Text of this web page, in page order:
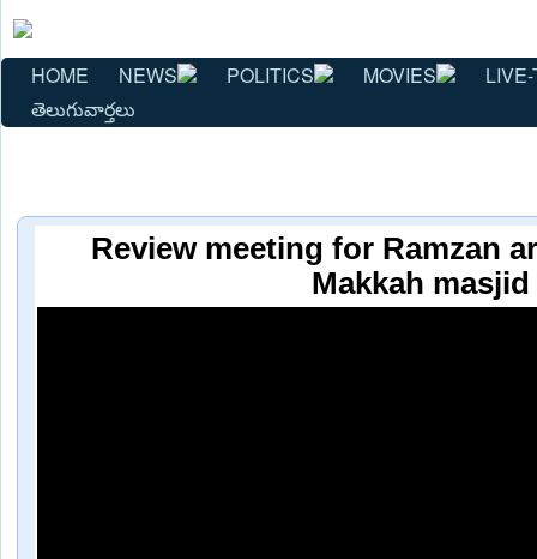
HOME NEWS POLITICS MOVIES
తెలుగువార్తలు
Review meeting for Ramzan
Makkah masjid